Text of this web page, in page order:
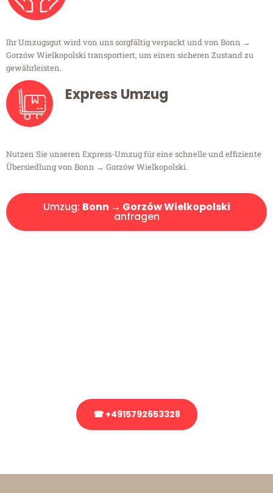
Ihr Umzugsgut wird von uns sorgfältig verpackt und von Bonn →
Gorzów Wielkopolski transportiert, um einen sicheren Zustand zu
gewährleisten.
Express Umzug
Nutzen Sie unseren Express-Umzug für eine schnelle und effiziente
Übersiedlung von Bonn → Gorzów Wielkopolski.
Umzug: Bonn → Gorzów Wielkopolski
anfragen
☎ +4915792653328